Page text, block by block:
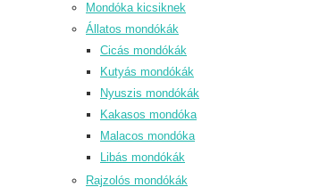
Mondóka kicsiknek
Állatos mondókák
Cicás mondókák
Kutyás mondókák
Nyuszis mondókák
Kakasos mondóka
Malacos mondóka
Libás mondókák
Rajzolós mondókák